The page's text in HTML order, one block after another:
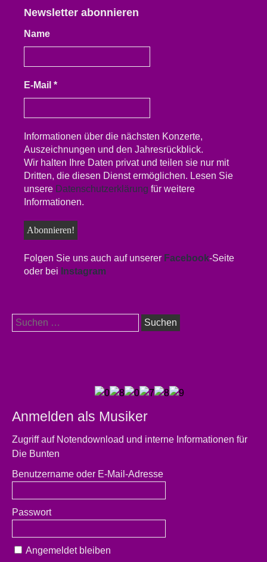
Newsletter abonnieren
Name
E-Mail *
Informationen über die nächsten Konzerte,
Auszeichnungen und den Jahresrückblick.
Wir halten Ihre Daten privat und teilen sie nur mit
Dritten, die diesen Dienst ermöglichen. Lesen Sie
unsere Datenschutzerklärung für weitere
Informationen.
Folgen Sie uns auch auf unserer Facebook-Seite
oder bei Instagram
Suchen
nach:
Anmelden als Musiker
Zugriff auf Notendownload und interne Informationen für
Die Bunten
Benutzername oder E-Mail-Adresse
Passwort
Angemeldet bleiben